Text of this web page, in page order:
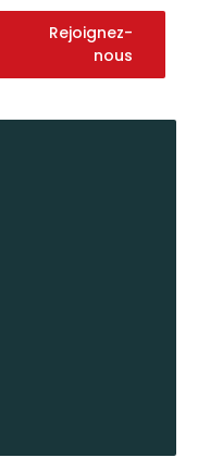
Rejoignez-
nous